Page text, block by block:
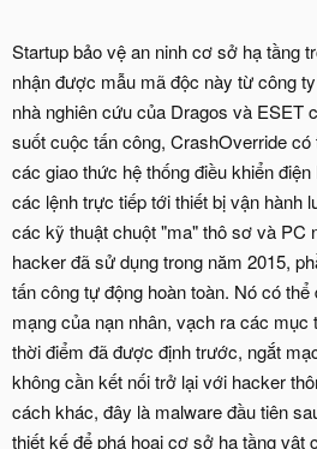
Startup bảo vệ an ninh cơ sở hạ tầng
nhận được mẫu mã độc này từ công
nhà nghiên cứu của Dragos và ESET
suốt cuộc tấn công, CrashOverride
các giao thức hệ thống điều khiển
các lệnh trực tiếp tới thiết bị vận hành
các kỹ thuật chuột "ma" thô sơ và PC
hacker đã sử dụng trong năm 2015,
tấn công tự động hoàn toàn. Nó có
mạng của nạn nhân, vạch ra các
thời điểm đã được định trước, ngắt
không cần kết nối trở lại với hacker
cách khác, đây là malware đầu tiên
thiết kế để phá hoại cơ sở hạ tầng vật